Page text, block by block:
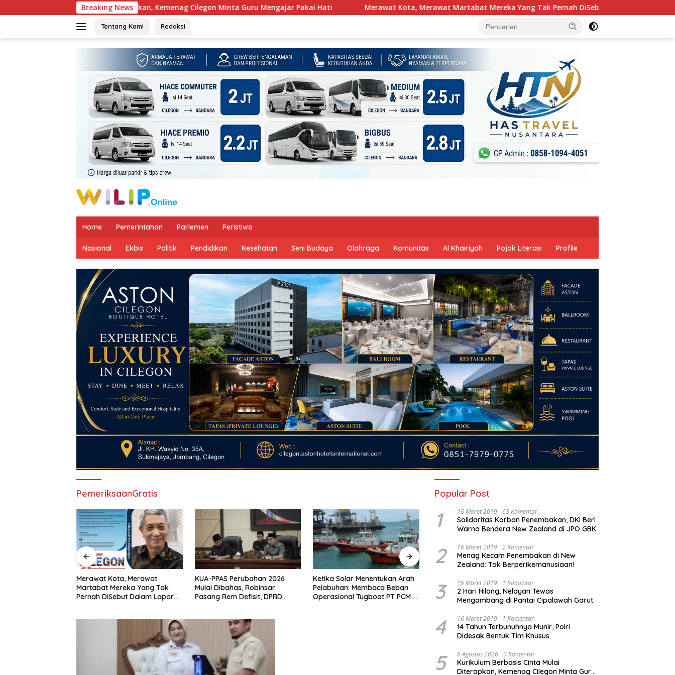
ke
Breaking News
Mulai Diterapkan, Kemenag Cilegon Minta Guru Mengajar Pakai Hati Merawat Kota, Merawat Martabat Mereka Yang Tak Pernah DiSebut Dalam Laporan Resmi Resensi Buku Kang
Tentang Kami Redaksi
Home Pemerintahan Parlemen Peristiwa
Nasional Ekbis Politik Pendidikan Kesehatan Seni Budaya Olahraga Komunitas Al Khairiyah Pojok Literasi Profile
PemeriksaanGratis
Merawat Kota, Merawat
Martabat Mereka Yang Tak
Pernah DiSebut Dalam Laporan
KUA-PPAS Perubahan 2026
Mulai Dibahas, Robinsar
Pasang Rem Defisit, DPRD
Ketika Solar Menentukan Arah
Pelabuhan: Membaca Beban
Operasional Tugboat PT PCM di
Guru Besar UIN Jakarta Prof.
Hasani Ahmad Said Hadiri Zikir
dan Doa Kebangsaan di
Monas, Teguhkan Spirit
Persatuan Bangsa
habisan, Dokumen APBD Dinilai
Belum Sinkron hingga Sempat
Membingungkan DPRD
Popular Post
1 16 Maret 2019 63 Komentar
Solidaritas Korban Penembakan, DKI Beri
Warna Bendera New Zealand di JPO GBK
2 16 Maret 2019 2 Komentar
Menag Kecam Penembakan di New
Zealand: Tak Berperikemanusiaan!
3 16 Maret 2019 1 Komentar
2 Hari Hilang, Nelayan Tewas
Mengambang di Pantai Cipalawah Garut
4 16 Maret 2019 1 Komentar
14 Tahun Terbunuhnya Munir, Polri
Didesak Bentuk Tim Khusus
5 6 Agustus 2026 0 Komentar
Kurikulum Berbasis Cinta Mulai
Diterapkan, Kemenag Cilegon Minta Guru